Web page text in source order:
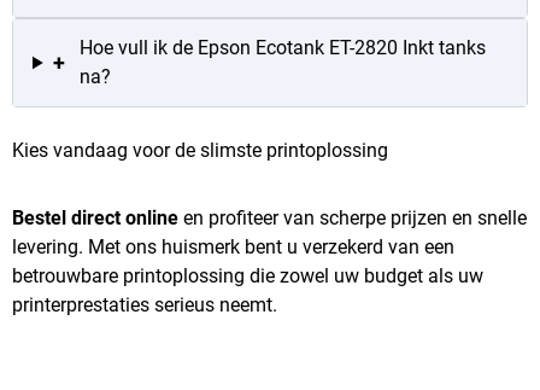
+
Hoe vull ik de Epson Ecotank ET-2820 Inkt tanks
na?
Kies vandaag voor de slimste printoplossing
Bestel direct online en profiteer van scherpe prijzen en snelle
levering. Met ons huismerk bent u verzekerd van een
betrouwbare printoplossing die zowel uw budget als uw
printerprestaties serieus neemt.